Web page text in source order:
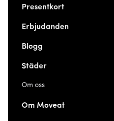
Presentkort
Erbjudanden
Blogg
Städer
Om oss
Om Moveat